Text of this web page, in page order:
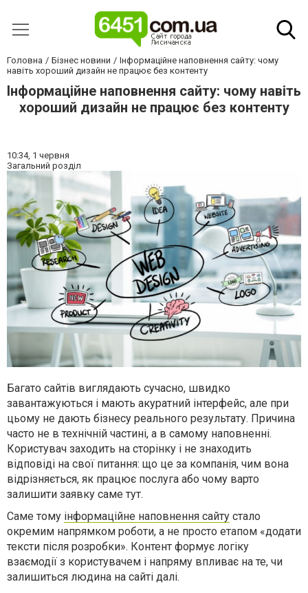
Головна Бізнес новини
Інформаційне наповнення сайту: чому
навіть хороший дизайн не працює без контенту
Інформаційне наповнення сайту: чому навіть
хороший дизайн не працює без контенту
10:34, 1 червня
Загальний розділ
Багато сайтів виглядають сучасно, швидко
завантажуються і мають акуратний інтерфейс, але при
цьому не дають бізнесу реального результату. Причина
часто не в технічній частині, а в самому наповненні.
Користувач заходить на сторінку і не знаходить
відповіді на свої питання: що це за компанія, чим вона
відрізняється, як працює послуга або чому варто
залишити заявку саме тут.
Саме тому інформаційне наповнення сайту стало
окремим напрямком роботи, а не просто етапом «додати
тексти після розробки». Контент формує логіку
взаємодії з користувачем і напряму впливає на те, чи
залишиться людина на сайті далі.